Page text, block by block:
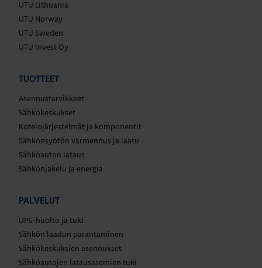
UTU Lithuania
UTU Norway
UTU Sweden
UTU Invest Oy
TUOTTEET
Asennustarvikkeet
Sähkökeskukset
Kotelojärjestelmät ja komponentit
Sähkönsyötön varmennus ja laatu
Sähköauton lataus
Sähkönjakelu ja energia
PALVELUT
UPS-huolto ja tuki
Sähkön laadun parantaminen
Sähkökeskuksien asennukset
Sähköautojen latausasemien tuki